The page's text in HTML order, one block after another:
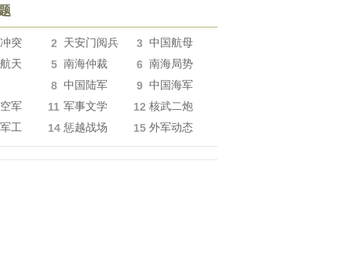
突 2 天安门阅兵 3 中国航母
天 5 南海仲裁 6 南海局势
8 中国陆军 9 中国海军
军 11 军事文学 12 核武二炮
工 14 惩越战场 15 外军动态